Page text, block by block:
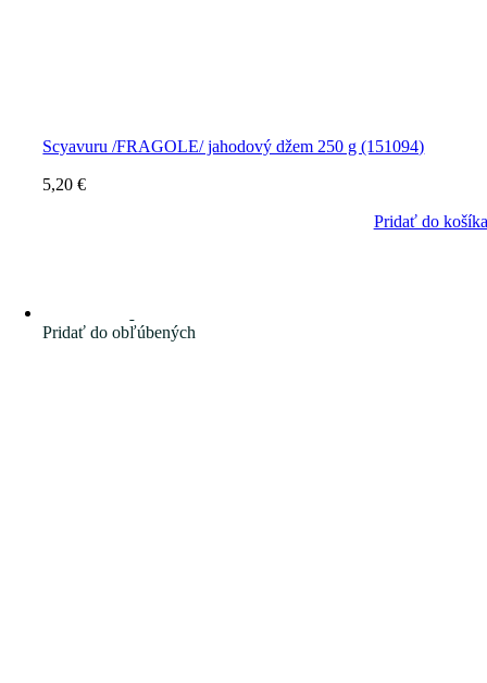
Scyavuru /FRAGOLE/ jahodový džem 250 g (151094)
5,20€
Pridať do košíka
Pridať do obľúbených